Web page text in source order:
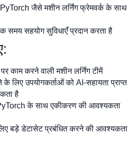
जैसे मशीन लर्निंग फ्रेमवर्क के साथ
समय सहयोग सुविधाएँ प्रदान करता है
काम करने वाली मशीन लर्निंग टीमें
लिए उपयोगकर्ताओं को AI-सहायता प्राप्त
है
के साथ एकीकरण की आवश्यकता
बड़े डेटासेट प्रबंधित करने की आवश्यकता